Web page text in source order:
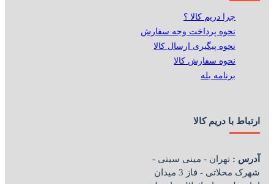
چرا دریم کالا ؟
نحوه پرداخت وجه سفارش
نحوه پیگیری ارسال کالا
نحوه سفارش کالا
برنامه بله
ارتباط با دریم کالا
آدرس : تهران - مینی سیتی -
شهرک محلاتی - فاز 3 میدان